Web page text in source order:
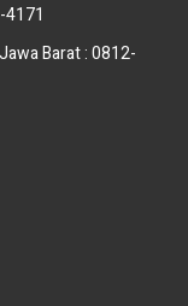
4171
Barat : 0812-